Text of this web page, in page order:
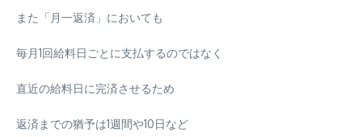
また「月一返済」においても
毎月1回給料日ごとに支払するのではなく
直近の給料日に完済させるため
返済までの猶予は1週間や10日など